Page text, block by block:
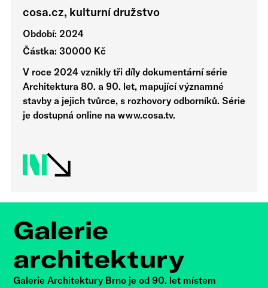
cosa.cz, kulturní družstvo
Období: 2024
Částka: 30000 Kč
V roce 2024 vznikly tři díly dokumentární série
Architektura 80. a 90. let, mapující významné
stavby a jejich tvůrce, s rozhovory odborníků. Série
je dostupná online na www.cosa.tv.
Galerie
architektury
Galerie Architektury Brno je od 90. let místem